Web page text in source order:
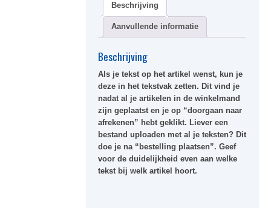
Beschrijving
Aanvullende informatie
Beschrijving
Als je tekst op het artikel wenst, kun je
deze in hettekstvak zetten. Dit vind je
nadat al je artikelen in de winkelmand
zijn geplaatst en je op “doorgaan naar
afrekenen” hebt geklikt. Liever een
bestand uploaden met al je teksten? Dit
doe je na “bestelling plaatsen”. Geef
voor de duidelijkheid even aan welke
tekst bij welk artikel hoort.